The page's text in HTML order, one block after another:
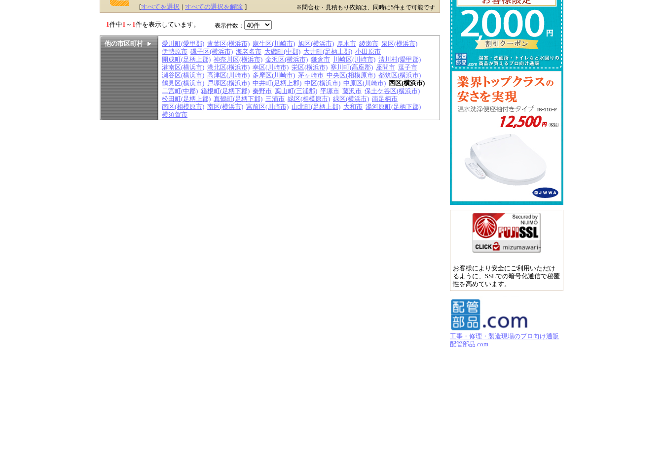
[すべてを選択 | すべての選択を解除 ] ※問合せ・見積もり依頼は、同時に5件まで可能です
1件中1 ～ 1件を表示しています。 表示件数：
他の市区町村 愛川町(愛甲郡) 青葉区(横浜市) 麻生区(川崎市) 旭区(横浜市) 厚木市 綾瀬市 泉区(横浜市)
伊勢原市 磯子区(横浜市) 海老名市 大磯町(中郡) 大井町(足柄上郡) 小田原市
開成町(足柄上郡) 神奈川区(横浜市) 金沢区(横浜市) 鎌倉市 川崎区(川崎市) 清川村(愛甲郡)
港南区(横浜市) 港北区(横浜市) 幸区(川崎市) 栄区(横浜市) 寒川町(高座郡) 座間市 逗子市
瀬谷区(横浜市) 高津区(川崎市) 多摩区(川崎市) 茅ヶ崎市 中央区(相模原市) 都筑区(横浜市)
鶴見区(横浜市) 戸塚区(横浜市) 中井町(足柄上郡) 中区(横浜市) 中原区(川崎市) 西区(横浜市)
二宮町(中郡) 箱根町(足柄下郡) 秦野市 葉山町(三浦郡) 平塚市 藤沢市 保土ケ谷区(横浜市)
松田町(足柄上郡) 真鶴町(足柄下郡) 三浦市 緑区(相模原市) 緑区(横浜市) 南足柄市
南区(相模原市) 南区(横浜市) 宮前区(川崎市) 山北町(足柄上郡) 大和市 湯河原町(足柄下郡)
横須賀市
お客様により安全にご利用いただけ
るように、SSLでの暗号化通信で秘匿
性を高めています。
工事・修理・製造現場のプロ向け通販
配管部品.com